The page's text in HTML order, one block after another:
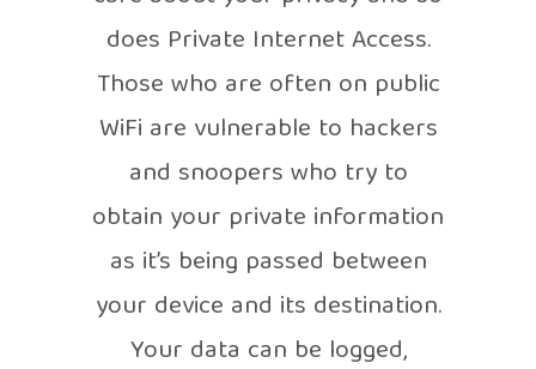
does Private Internet Access.
Those who are often on public
WiFi are vulnerable to hackers
and snoopers who try to
obtain your private information
as it’s being passed between
your device and its destination.
Your data can be logged,